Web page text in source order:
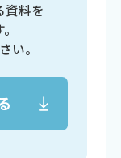
資料を
い。